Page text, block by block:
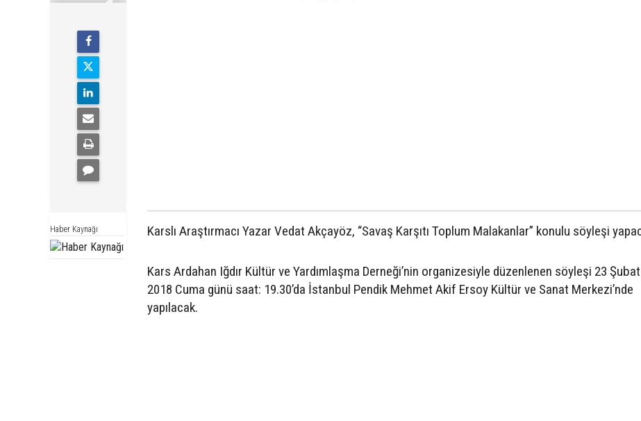
Haber Kaynağı Karslı Araştırmacı Yazar Vedat Akçayöz, “Savaş Karşıtı Toplum Malakanlar” konulu söyleşi
Kars Ardahan Iğdır Kültür ve Yardımlaşma Derneği’nin organizesiyle düzenlenen söyleşi 23 Şubat
2018 Cuma günü saat: 19.30’da İstanbul Pendik Mehmet Akif Ersoy Kültür ve Sanat Merkezi’nde
yapılacak.